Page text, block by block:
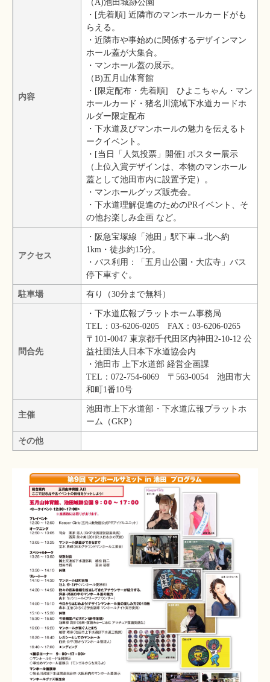
内容
（A)池田城跡公園
・[先着順] 近隣市のマンホールカードがも
らえる。
・近隣市や事始めに関係するデザインマン
ホール蓋が大集合。
・マンホール蓋の展示。
（B)五月山体育館
・[限定配布・先着順] ひよこちゃん・マン
ホールカード・猪名川流域下水道カードホ
ルダー限定配布
・下水道及びマンホールの魅力を伝えるト
ークイベント。
・[当日「人気投票」開催] ポスター展示
（上位入賞デザインは、本物のマンホール
蓋として池田市内に設置予定）。
・マンホールグッズ販売会。
・下水道理解促進のためのPRイベント、そ
の他お楽しみ企画 など。
アクセス
・阪急宝塚線「池田」駅下車→北へ約
1km・徒歩約15分。
・バス利用：「五月山公園・大広寺」バス
停下車すぐ。
駐車場 有り（30分まで無料）
問合先
・下水道広報プラットホーム事務局
TEL：03-6206-0205 FAX：03-6206-0265
〒101-0047 東京都千代田区内神田2-10-12 公
益社団法人日本下水道協会内
・池田市 上下水道部 経営企画課
TEL：072-754-6069 〒563-0054 池田市大
和町1番10号
主催
池田市上下水道部・下水道広報プラットホ
ーム（GKP）
その他